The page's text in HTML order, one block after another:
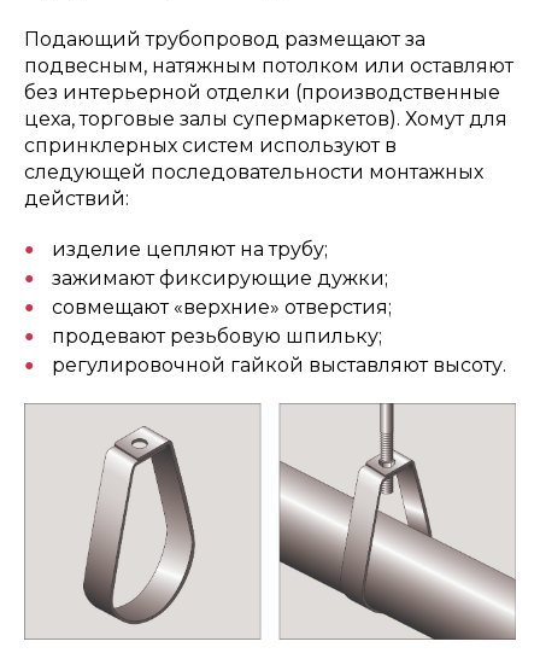
Подающий трубопровод размещают за
подвесным, натяжным потолком или оставляют
без интерьерной отделки (производственные
цеха, торговые залы супермаркетов). Хомут для
спринклерных систем используют в
следующей последовательности монтажных
действий:
изделие цепляют на трубу;
зажимают фиксирующие дужки;
совмещают «верхние» отверстия;
продевают резьбовую шпильку;
регулировочной гайкой выставляют высоту.